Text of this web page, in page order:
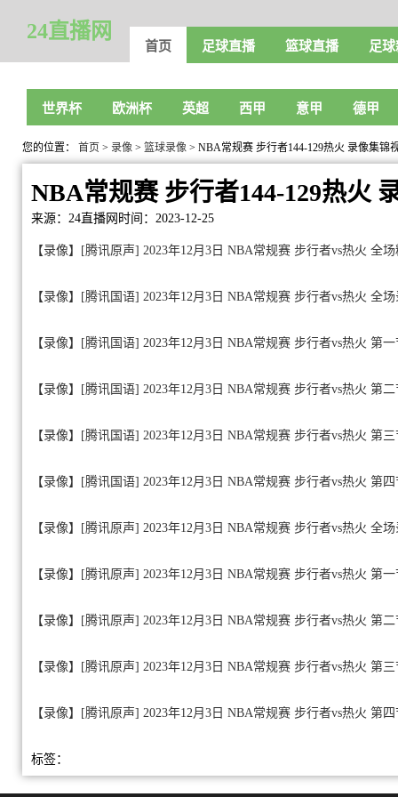
24直播网
首页 足球直播 篮球直播 足
世界杯 欧洲杯 英超 西甲 意甲 德甲
您的位置： 首页 > 录像 > 篮球录像 > NBA常规赛 步行者144-129热火 录像集锦
NBA常规赛 步行者144-129热火
来源：24直播网 时间：2023-12-25
【录像】[腾讯原声] 2023年12月3日 NBA常规赛 步行者vs热火 全
【录像】[腾讯国语] 2023年12月3日 NBA常规赛 步行者vs热火 全
【录像】[腾讯国语] 2023年12月3日 NBA常规赛 步行者vs热火 第
【录像】[腾讯国语] 2023年12月3日 NBA常规赛 步行者vs热火 第
【录像】[腾讯国语] 2023年12月3日 NBA常规赛 步行者vs热火 第
【录像】[腾讯国语] 2023年12月3日 NBA常规赛 步行者vs热火 第
【录像】[腾讯原声] 2023年12月3日 NBA常规赛 步行者vs热火 全
【录像】[腾讯原声] 2023年12月3日 NBA常规赛 步行者vs热火 第
【录像】[腾讯原声] 2023年12月3日 NBA常规赛 步行者vs热火 第
【录像】[腾讯原声] 2023年12月3日 NBA常规赛 步行者vs热火 第
【录像】[腾讯原声] 2023年12月3日 NBA常规赛 步行者vs热火 第
标签：